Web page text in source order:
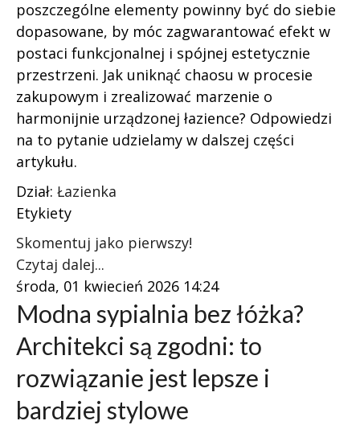
poszczególne elementy powinny być do siebie
dopasowane, by móc zagwarantować efekt w
postaci funkcjonalnej i spójnej estetycznie
przestrzeni. Jak uniknąć chaosu w procesie
zakupowym i zrealizować marzenie o
harmonijnie urządzonej łazience? Odpowiedzi
na to pytanie udzielamy w dalszej części
artykułu.
Dział: Łazienka
Etykiety
Skomentuj jako pierwszy!
Czytaj dalej...
środa, 01 kwiecień 2026 14:24
Modna sypialnia bez łóżka?
Architekci są zgodni: to
rozwiązanie jest lepsze i
bardziej stylowe